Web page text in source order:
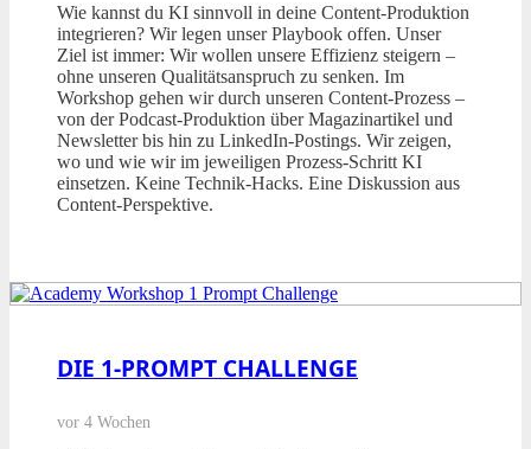
Wie kannst du KI sinnvoll in deine Content-Produktion
integrieren? Wir legen unser Playbook offen. Unser
Ziel ist immer: Wir wollen unsere Effizienz steigern –
ohne unseren Qualitätsanspruch zu senken. Im
Workshop gehen wir durch unseren Content-Prozess –
von der Podcast-Produktion über Magazinartikel und
Newsletter bis hin zu LinkedIn-Postings. Wir zeigen,
wo und wie wir im jeweiligen Prozess-Schritt KI
einsetzen. Keine Technik-Hacks. Eine Diskussion aus
Content-Perspektive.
DIE 1-PROMPT CHALLENGE
vor 4 Wochen